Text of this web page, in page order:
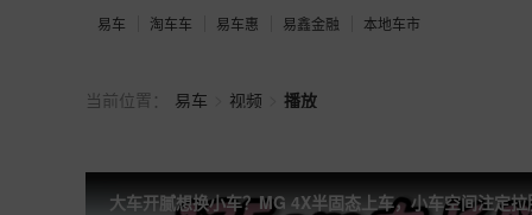
易车 淘车车 易车惠 易鑫金融 本地车市
当前位置： 易车 视频 播放
大车开腻想换小车？MG 4X半固态上车，小车空间注定拉